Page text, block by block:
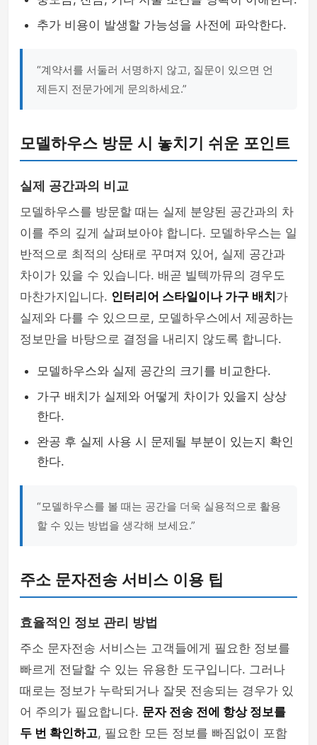
추가 비용이 발생할 가능성을 사전에 파악한다.
“계약서를 서둘러 서명하지 않고, 질문이 있으면 언
제든지 전문가에게 문의하세요.”
모델하우스 방문 시 놓치기 쉬운 포인트
실제 공간과의 비교
모델하우스를 방문할 때는 실제 분양된 공간과의 차
이를 주의 깊게 살펴보아야 합니다. 모델하우스는 일
반적으로 최적의 상태로 꾸며져 있어, 실제 공간과
차이가 있을 수 있습니다. 배곧 빌텍까뮤의 경우도
마찬가지입니다. 인터리어 스타일이나 가구 배치 가
실제와 다를 수 있으므로, 모델하우스에서 제공하는
정보만을 바탕으로 결정을 내리지 않도록 합니다.
모델하우스와 실제 공간의 크기를 비교한다.
가구 배치가 실제와 어떻게 차이가 있을지 상상
한다.
완공 후 실제 사용 시 문제될 부분이 있는지 확인
한다.
“모델하우스를 볼 때는 공간을 더욱 실용적으로 활용
할 수 있는 방법을 생각해 보세요.”
주소 문자전송 서비스 이용 팁
효율적인 정보 관리 방법
주소 문자전송 서비스는 고객들에게 필요한 정보를
빠르게 전달할 수 있는 유용한 도구입니다. 그러나
때로는 정보가 누락되거나 잘못 전송되는 경우가 있
어 주의가 필요합니다. 문자 전송 전에 항상 정보를
두 번 확인하고, 필요한 모든 정보를 빠짐없이 포함